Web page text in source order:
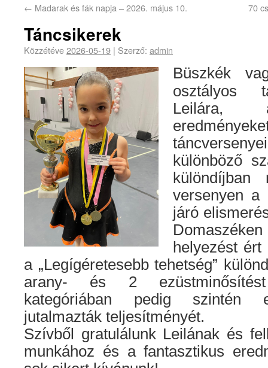
← Madarak és fák napja – 2026. május 10. 70
Táncsikerek
Közzétéve2026-05-19 | Szerző: admin
Büszkék
osztályos
Leilára,
különböző
versenyen a
járó
helyezést
a „Legígéretesebb tehetség”
arany- és 2
kategóriában pedig szintén
jutalmazták teljesítményét.
Szívből gratulálunk Leilának és
munkához és a fantasztikus